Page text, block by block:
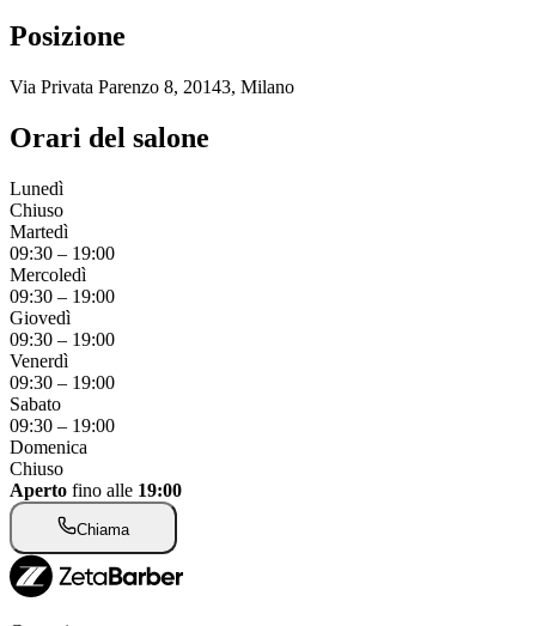
Posizione
Via Privata Parenzo 8, 20143, Milano
Orari del salone
Lunedì
Chiuso
Martedì
09:30 – 19:00
Mercoledì
09:30 – 19:00
Giovedì
09:30 – 19:00
Venerdì
09:30 – 19:00
Sabato
09:30 – 19:00
Domenica
Chiuso
Aperto fino alle 19:00
Chiama